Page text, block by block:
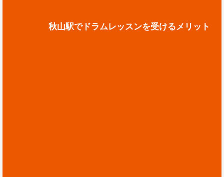
秋山駅でドラムレッスンを受けるメリット